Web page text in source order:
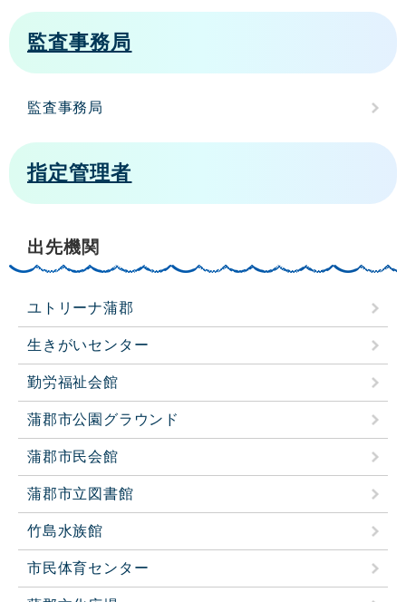
監査事務局
監査事務局
指定管理者
出先機関
ユトリーナ蒲郡
生きがいセンター
勤労福祉会館
蒲郡市公園グラウンド
蒲郡市民会館
蒲郡市立図書館
竹島水族館
市民体育センター